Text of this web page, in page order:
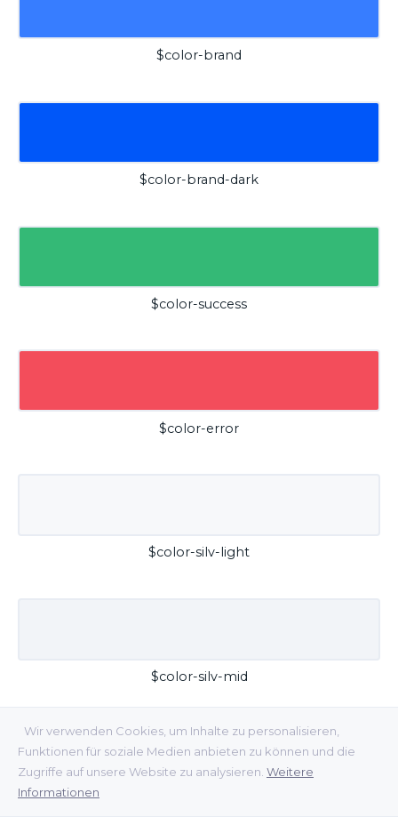
Wir verwenden Cookies, um Inhalte zu personalisieren,
Funktionen für soziale Medien anbieten zu können und die
Zugriffe auf unsere Website zu analysieren. Weitere
Informationen
$color-brand
$color-brand-dark
$color-success
$color-error
$color-silv-light
$color-silv-mid